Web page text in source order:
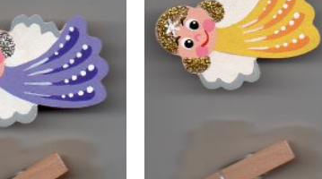
oblíbeným
Přidat k